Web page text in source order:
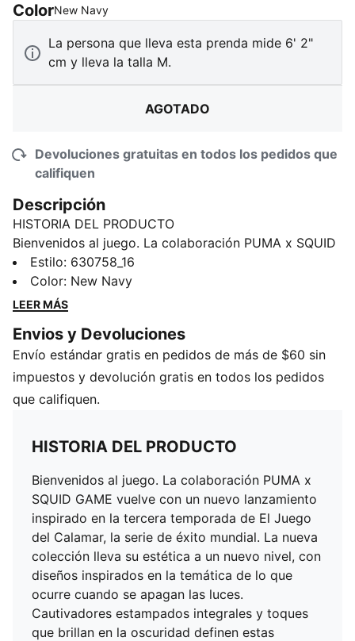
ColorNew Navy:
La persona que lleva esta prenda mide 6' 2"
cm y lleva la talla M.
AGOTADO
Devoluciones gratuitas en todos los pedidos que
califiquen
Descripción
HISTORIA DEL PRODUCTO
Bienvenidos al juego. La colaboración PUMA x SQUID
GAME vuelve con un nuevo lanzamiento inspirado en
la tercera temporada de El Juego del Calamar, la serie
de éxito mundial. La nueva colección lleva su estética
temática de lo que ocurre cuando se apagan las luces.
Cautivadores estampados integrales y toques que
brillan en la oscuridad definen estas prendas, que
también cuentan con detalles ocultos inspirados en
DETALLES
Corte holgado
Tejido de tafetán de 95g
Largo por encima de la rodilla
Tiro medio
Estampado integral
Cintura elástica con cordón
Bolsillo trasero
Detalles PUMA x SQUID GAME
Toques que brillan en la oscuridad
Estilo: 630758_16
Color: New Navy
LEER MÁS
Envios y Devoluciones
Envío estándar gratis en pedidos de más de $60 sin
impuestos y devolución gratis en todos los pedidos
que califiquen.
HISTORIA DEL PRODUCTO
Bienvenidos al juego. La colaboración PUMA x
SQUID GAME vuelve con un nuevo lanzamiento
inspirado en la tercera temporada de El Juego
del Calamar, la serie de éxito mundial. La nueva
colección lleva su estética a un nuevo nivel, con
diseños inspirados en la temática de lo que
ocurre cuando se apagan las luces.
Cautivadores estampados integrales y toques
que brillan en la oscuridad definen estas